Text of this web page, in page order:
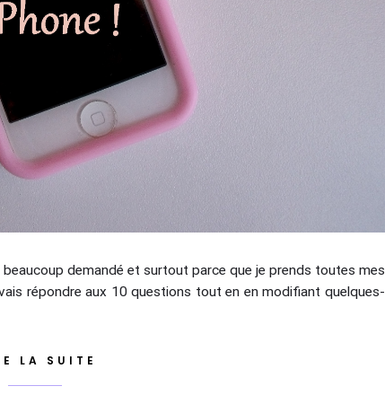
beaucoup demandé et surtout parce que je prends toutes mes
répondre aux 10 questions tout en en modifiant quelques-
LA SUITE